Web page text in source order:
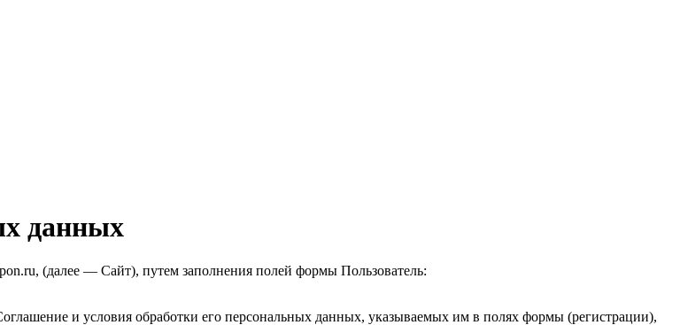
данных
(далее — Сайт), путем заполнения полей формы Пользователь:
и условия обработки его персональных данных, указываемых им в полях формы (регистрации),